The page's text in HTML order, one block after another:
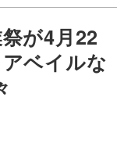
が4月22
ベイルな